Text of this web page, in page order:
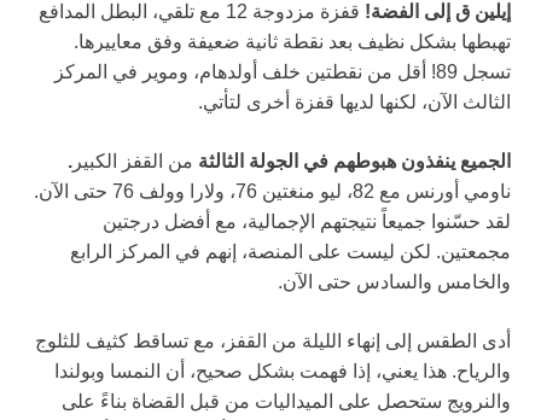
إيلين ق إلى الفضة!
قفزة مزدوجة 12 مع تلقي، البطل المدافع
تهبطها بشكل نظيف بعد نقطة ثانية ضعيفة وفق معاييرها.
تسجل 89! أقل من نقطتين خلف أولدهام، وموير في المركز
الثالث الآن، لكنها لديها قفزة أخرى لتأتي.
الجميع ينفذون هبوطهم في الجولة الثالثة من القفز الكبير .
ناومي أورنس مع 82، ليو منغتين 76، ولارا وولف 76 حتى الآن.
لقد حسّنوا جميعاً نتيجتهم الإجمالية، مع أفضل درجتين
مجمعتين. لكن ليست على المنصة، إنهم في المركز الرابع
والخامس والسادس حتى الآن.
أدى الطقس إلى إنهاء الليلة من القفز، مع تساقط كثيف للثلوج
والرياح. هذا يعني، إذا فهمت بشكل صحيح، أن النمسا وبولندا
والنرويج ستحصل على الميداليات من قبل القضاة بناءً على